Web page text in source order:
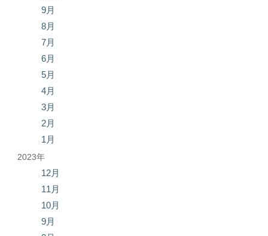
9月
8月
7月
6月
5月
4月
3月
2月
1月
2023年
12月
11月
10月
9月